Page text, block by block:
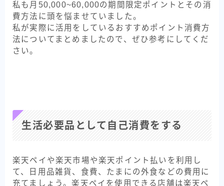
私も月50,000~60,000の期間限定ポイントとその消
費方法に頭を悩ませていました。
私が実際に活用をしているおすすめポイント消費方
法についてまとめましたので、ぜひ参考にしてくだ
さい。
生活必要品として自己消費をする
楽天ペイや楽天市場や楽天ポイント払いを利用し
て、日用品雑貨、食費、たまにの外食などの費用に
充てましょう。楽天ペイを使用できる店舗は楽天ペ